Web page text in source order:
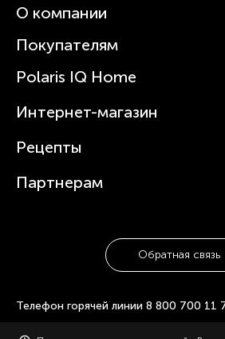
Кофемашины
Вертикальные пылесосы
Зубные щетки и ирригаторы
Увлажнители
Посуда
О компании
О Polaris
Статьи
Покупателям
Сервисные центры
Где купить
Polaris IQ Home
Интернет-магазин
Рецепты
Партнерам
Обратная связь
Телефон горячей линии 8 800 700 11